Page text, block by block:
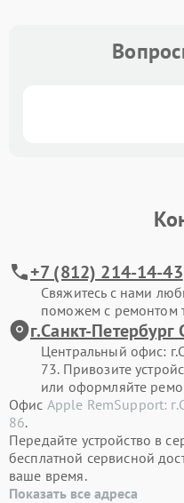
+7 (812) 214-14-43
Свяжитесь с нами
поможем с ремонтом
г.Санкт-
Центральный офис:
73. Привозите
или оформляйте
Офис Apple RemSupport:
86.
Передайте устройство в
бесплатной сервисной
ваше время.
Показать все адреса